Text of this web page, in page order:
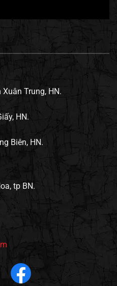
Trung, HN.
HN.
Biên, HN.
tp BN.